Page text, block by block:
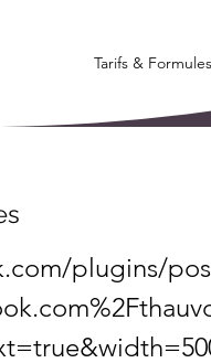
Tarifs & Formules
plugins/